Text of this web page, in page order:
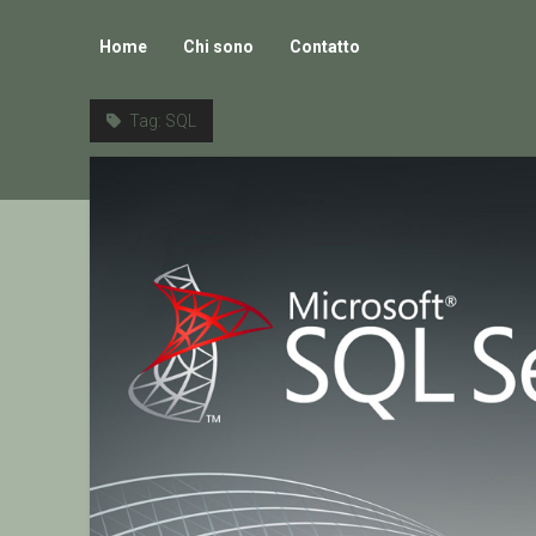
Home Chi sono Contatto
Tag: SQL